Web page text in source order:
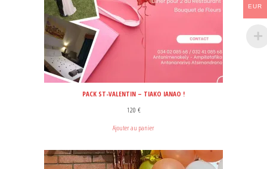
PACK ST-VALENTIN – TIAKO IANAO !
120 €
Ajouter au panier
EUR